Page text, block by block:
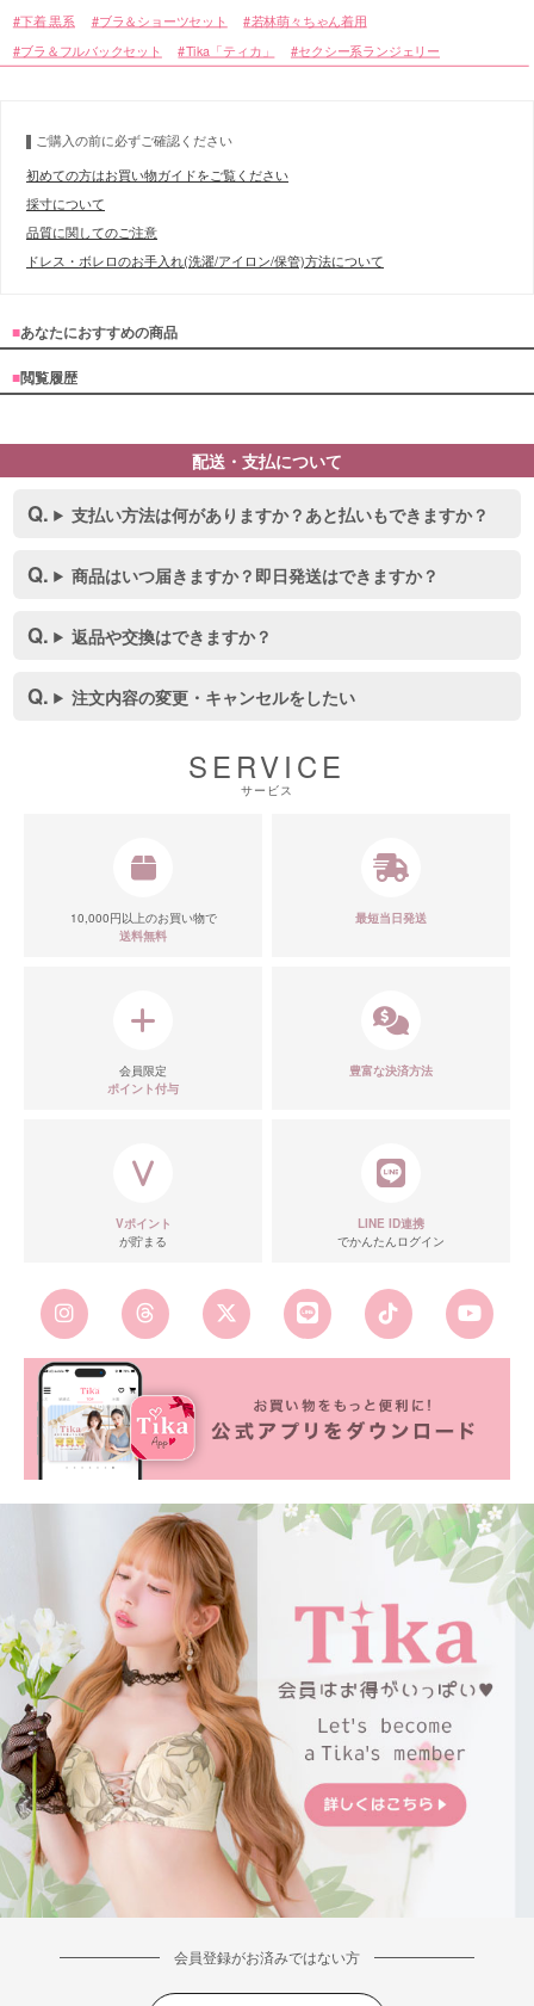
下着 黒系 ブラ＆ショーツセット 若林萌々ちゃん着用
ブラ＆フルバックセット Tika「ティカ」 セクシー系ランジェリー
ご購入の前に必ずご確認ください
初めての方はお買い物ガイドをご覧ください
採寸について
品質に関してのご注意
ドレス・ボレロのお手入れ(洗濯/アイロン/保管)方法について
■あなたにおすすめの商品
■閲覧履歴
配送・支払について
支払い方法は何がありますか？あと払いもできますか？
商品はいつ届きますか？即日発送はできますか？
返品や交換はできますか？
注文内容の変更・キャンセルをしたい
SERVICE
サービス
10,000円以上のお買い物で
送料無料
最短当日発送
会員限定
ポイント付与
豊富な決済方法
Vポイント
が貯まる
LINE ID連携
でかんたんログイン
会員登録がお済みではない方